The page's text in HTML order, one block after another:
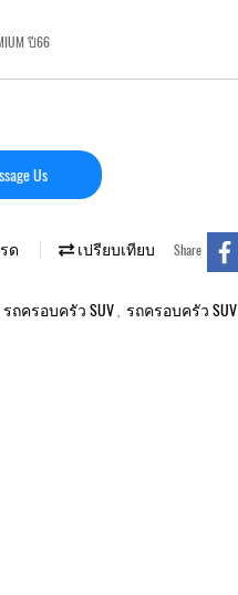
ปี66
Us
ด เปรียบเทียบ Share
รถครอบครัว SUV รถครอบครัว SUV